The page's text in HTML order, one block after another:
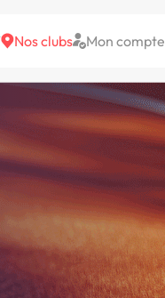
Nos clubs Mon compte